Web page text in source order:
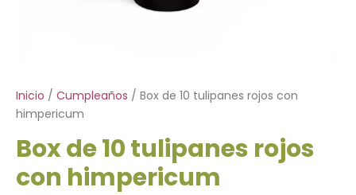
Inicio / Cumpleaños / Box de 10 tulipanes rojos con
himpericum
Box de 10 tulipanes rojos
con himpericum